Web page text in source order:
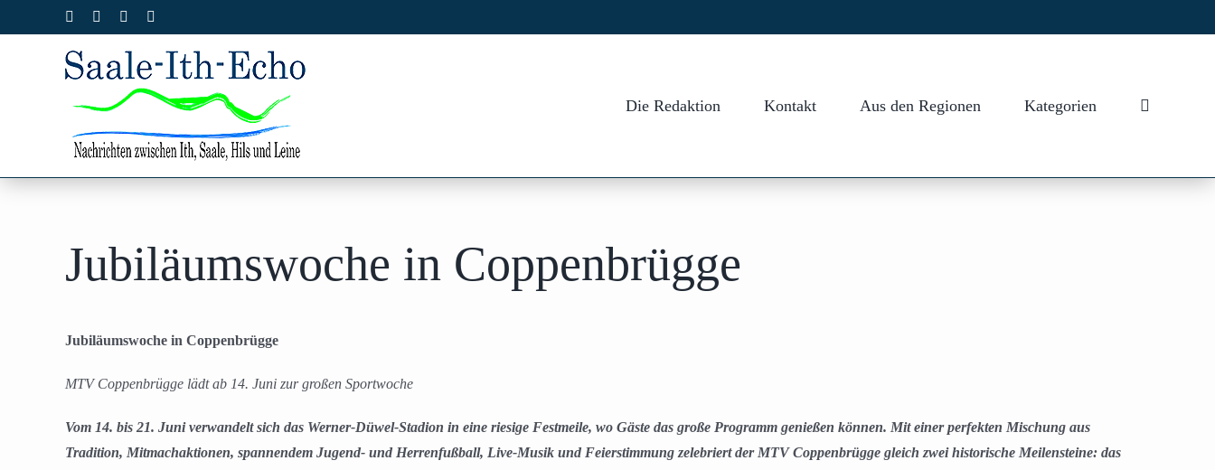
Inhalt
Facebook Instagram
Die Redaktion Kontakt Aus den Regionen Kategorien
Jubiläumswoche in Coppenbrügge
Jubiläumswoche in Coppenbrügge
MTV Coppenbrügge lädt ab 14. Juni zur großen Sportwoche
Vom 14. bis 21. Juni verwandelt sich das Werner-Düwel-Stadion in eine riesige Festmeile, wo Gäste das große Programm genießen können. Mit einer perfekten Mischung aus
Tradition, Mitmachaktionen, spannendem Jugend- und Herrenfußball, Live-Musik und Feierstimmung zelebriert der MTV Coppenbrügge gleich zwei historische Meilensteine: das